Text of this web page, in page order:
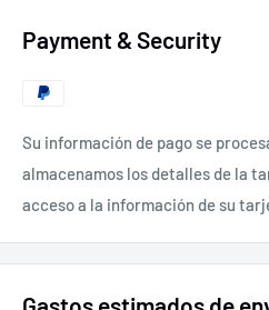
Payment & Security
Su información de pago se
almacenamos los detalles de la
acceso a la información de su